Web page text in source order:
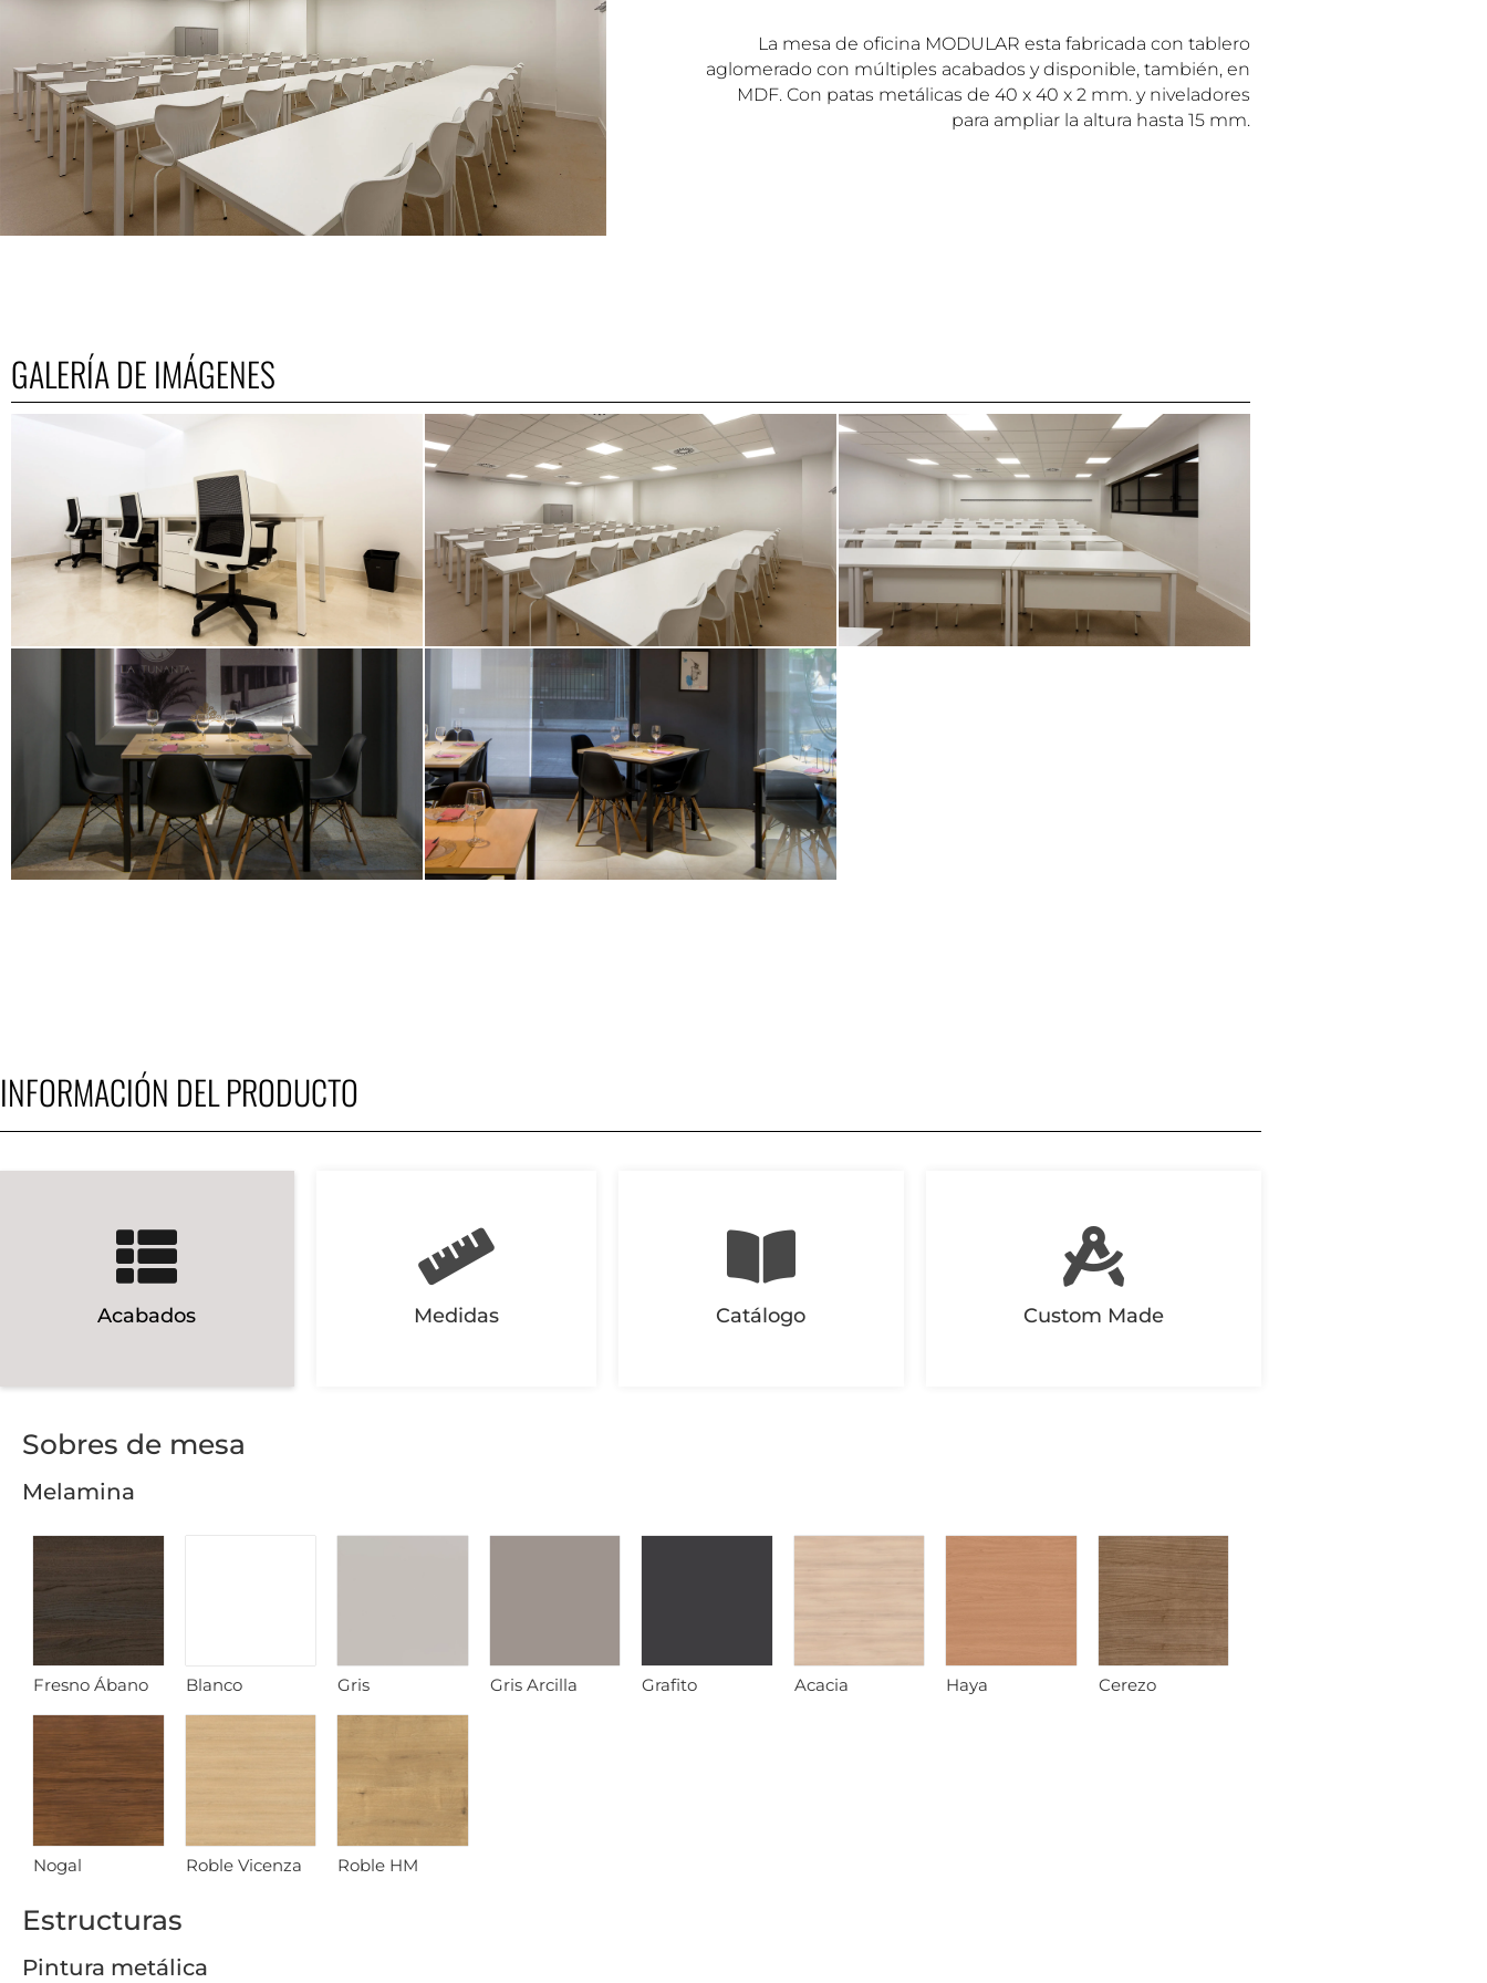
La mesa de oficina MODULAR esta fabricada con tablero
aglomerado con múltiples acabados y disponible, también, en
MDF. Con patas metálicas de 40 x 40 x 2 mm. y niveladores
para ampliar la altura hasta 15 mm.
GALERÍA DE IMÁGENES
INFORMACIÓN DEL PRODUCTO
Acabados Medidas Catálogo Custom Made
Sobres de mesa
Melamina
Fresno Ábano Blanco Gris Gris Arcilla Grafito Acacia Haya Cerezo
Nogal Roble Vicenza Roble HM
Estructuras
Pintura metálica